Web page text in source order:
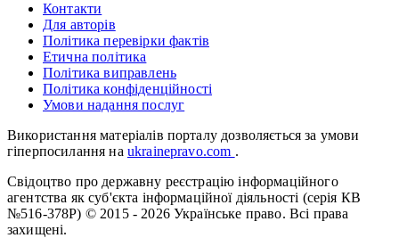
Контакти
Для авторів
Політика перевірки фактів
Етична політика
Політика виправлень
Політика конфіденційності
Умови надання послуг
Використання матеріалів порталу дозволяється за умови
гіперпосилання на ukrainepravo.com .
Свідоцтво про державну реєстрацію інформаційного
агентства як суб'єкта інформаційної діяльності (серія КВ
№516-378Р) © 2015 - 2026 Українське право. Всі права
захищені.